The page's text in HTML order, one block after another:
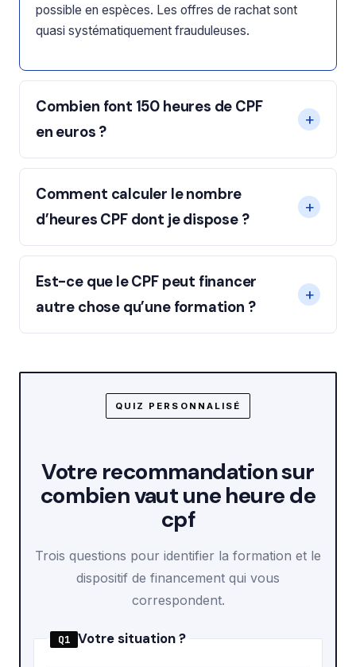
possible en espèces. Les offres de rachat sont
quasi systématiquement frauduleuses.
Combien font 150 heures de CPF
en euros ?
Comment calculer le nombre
d’heures CPF dont je dispose ?
Est-ce que le CPF peut financer
autre chose qu’une formation ?
QUIZ PERSONNALISÉ
Votre recommandation sur
combien vaut une heure de
cpf
Trois questions pour identifier la formation et le
dispositif de financement qui vous
correspondent.
Q1 Votre situation ?